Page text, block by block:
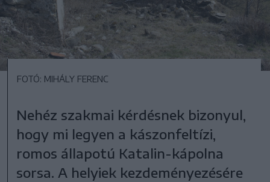
FOTÓ: MIHÁLY FERENC
Nehéz szakmai kérdésnek bizonyul,
hogy mi legyen a kászonfeltízi,
romos állapotú Katalin-kápolna
sorsa. A helyiek kezdeményezésére